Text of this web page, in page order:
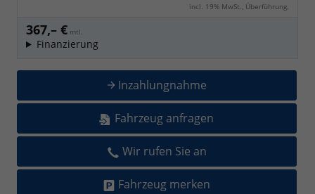
incl. 19% MwSt., Überführung.
367,– € mtl.
Finanzierung
Inzahlungnahme
Fahrzeug anfragen
Wir rufen Sie an
Fahrzeug merken